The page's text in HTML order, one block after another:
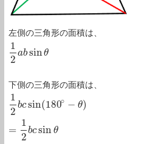
左側の三角形の面積は、
1
2
ab sinθ
12absinθ
下側の三角形の面積は、
1
2
bc sin(180∘ − θ)
=
1
2
bcsinθ
12bcsin(180∘− θ)=12